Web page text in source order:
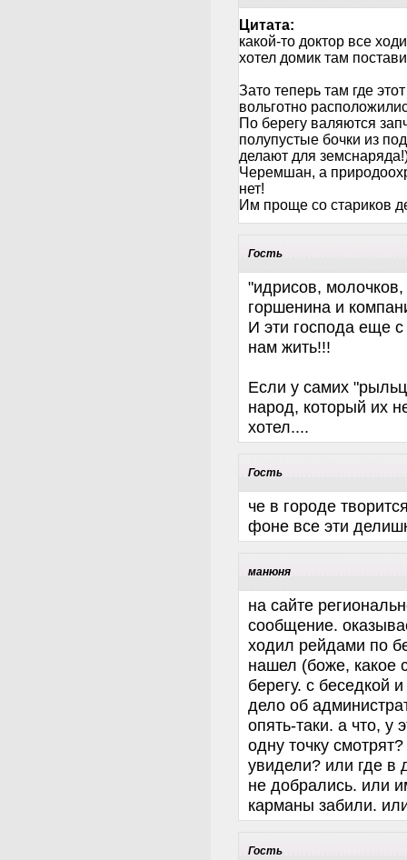
Цитата:
какой-то доктор все
хотел домик там
Зато теперь там где
вольготно
По берегу валяются
полупустые бочки из
делают для
Черемшан, а
нет!
Им проще со стариков
Гость
"идрисов,
горшенина и
И эти господа еще с
нам жить!!!
Если у самих
народ, который их
хотел....
Гость
че в городе
фоне все эти
манюня
на сайте
сообщение.
ходил рейдами по
нашел (боже, какое
берегу. с беседкой
дело об
опять-таки. а что, у
одну точку
увидели? или где в
не добрались. или
карманы забили.
Гость